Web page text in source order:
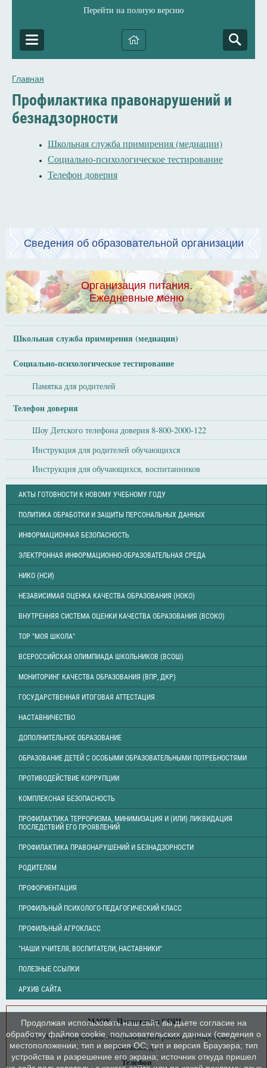
Перейти на полную версию
Главная
Профилактика правонарушений и
безнадзорности
Школьная служба примирения (медиации)
Социально-психологическое тестирование
Телефон доверия
Сведения об образовательной организации
Организация питания.
Ежедневные меню
Школьная служба примирения (медиации)
Социально-психологическое тестирование
Памятка для родителей
Телефон доверия
Шоу Детского телефона доверия 8-800-2000-122
Инструкция для родителей обучающихся
Инструкция для обучающихся, воспитанников
АКТЫ ГОТОВНОСТИ К НОВОМУ УЧЕБНОМУ ГОДУ
ПОЛИТИКА ОБРАБОТКИ И ЗАЩИТЫ ПЕРСОНАЛЬНЫХ ДАННЫХ
ИНФОРМАЦИОННАЯ БЕЗОПАСНОСТЬ
ЭЛЕКТРОННАЯ ИНФОРМАЦИОННО-ОБРАЗОВАТЕЛЬНАЯ СРЕДА
НИКО (НСИ)
НЕЗАВИСИМАЯ ОЦЕНКА КАЧЕСТВА ОБРАЗОВАНИЯ (НОКО)
ВНУТРЕННЯЯ СИСТЕМА ОЦЕНКИ КАЧЕСТВА ОБРАЗОВАНИЯ (ВСОКО)
ТОР "МОЯ ШКОЛА"
ВСЕРОССИЙСКАЯ ОЛИМПИАДА ШКОЛЬНИКОВ (ВСОШ)
МОНИТОРИНГ КАЧЕСТВА ОБРАЗОВАНИЯ (ВПР, ДКР)
ГОСУДАРСТВЕННАЯ ИТОГОВАЯ АТТЕСТАЦИЯ
НАСТАВНИЧЕСТВО
ДОПОЛНИТЕЛЬНОЕ ОБРАЗОВАНИЕ
ОБРАЗОВАНИЕ ДЕТЕЙ С ОСОБЫМИ ОБРАЗОВАТЕЛЬНЫМИ ПОТРЕБНОСТЯМИ
ПРОТИВОДЕЙСТВИЕ КОРРУПЦИИ
КОМПЛЕКСНАЯ БЕЗОПАСНОСТЬ
ПРОФИЛАКТИКА ТЕРРОРИЗМА, МИНИМИЗАЦИЯ И (ИЛИ) ЛИКВИДАЦИЯ
ПОСЛЕДСТВИЙ ЕГО ПРОЯВЛЕНИЙ
ПРОФИЛАКТИКА ПРАВОНАРУШЕНИЙ И БЕЗНАДЗОРНОСТИ
РОДИТЕЛЯМ
ПРОФОРИЕНТАЦИЯ
ПРОФИЛЬНЫЙ ПСИХОЛОГО-ПЕДАГОГИЧЕСКИЙ КЛАСС
ПРОФИЛЬНЫЙ АГРОКЛАСС
"НАШИ УЧИТЕЛЯ, ВОСПИТАТЕЛИ, НАСТАВНИКИ"
ПОЛЕЗНЫЕ ССЫЛКИ
АРХИВ САЙТА
МАОУ «Покровская СОШ»
623480, Свердловская обл., Каменский район, с. Покровское, ул.
Школьная, д. 1
Телефон
Продолжая использовать наш сайт, вы даете согласие на
обработку файлов cookie, пользовательских данных (сведения о
местоположении; тип и версия ОС; тип и версия Браузера; тип
устройства и разрешение его экрана; источник откуда пришел